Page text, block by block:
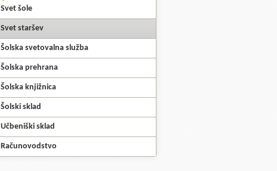
Svet šole
Svet staršev
Šolska svetovalna služba
Šolska prehrana
Šolska knjižnica
Šolski sklad
Učbeniški sklad
Računovodstvo